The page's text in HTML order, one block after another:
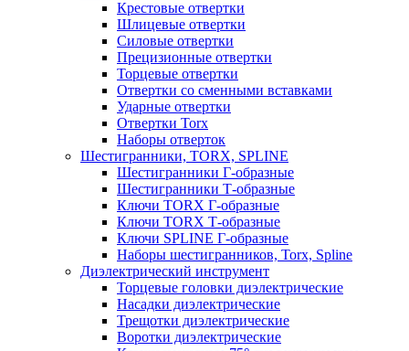
Крестовые отвертки
Шлицевые отвертки
Силовые отвертки
Прецизионные отвертки
Торцевые отвертки
Отвертки со сменными вставками
Ударные отвертки
Отвертки Torx
Наборы отверток
Шестигранники, TORX, SPLINE
Шестигранники Г-образные
Шестигранники Т-образные
Ключи TORX Г-образные
Ключи TORX Т-образные
Ключи SPLINE Г-образные
Наборы шестигранников, Torx, Spline
Диэлектрический инструмент
Торцевые головки диэлектрические
Насадки диэлектрические
Трещотки диэлектрические
Воротки диэлектрические